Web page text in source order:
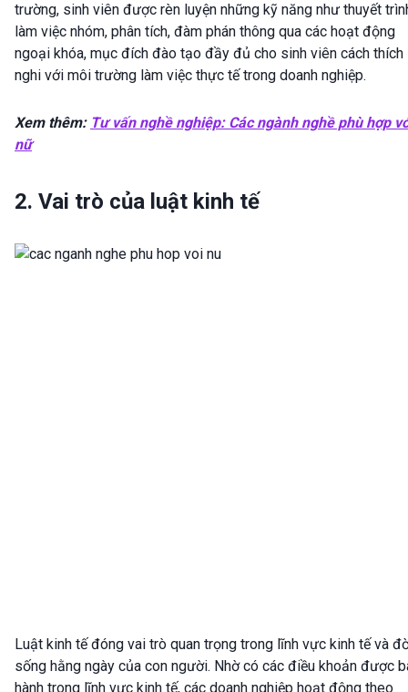
trường, sinh viên được rèn luyện những kỹ năng như thuyết
làm việc nhóm, phân tích, đàm phán thông qua các hoạt động
ngoại khóa, mục đích đào tạo đầy đủ cho sinh viên cách thích
nghi với môi trường làm việc thực tế trong doanh nghiệp.
Xem thêm: Tư vấn nghề nghiệp: Các ngành nghề phù hợp
nữ
2. Vai trò của luật kinh tế
Luật kinh tế đóng vai trò quan trọng trong lĩnh vực kinh tế và
sống hằng ngày của con người. Nhờ có các điều khoản được
hành trong lĩnh vực kinh tế, các doanh nghiệp hoạt động theo